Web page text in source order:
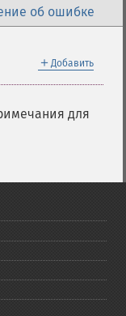
об ошибке
＋ Добавить
для